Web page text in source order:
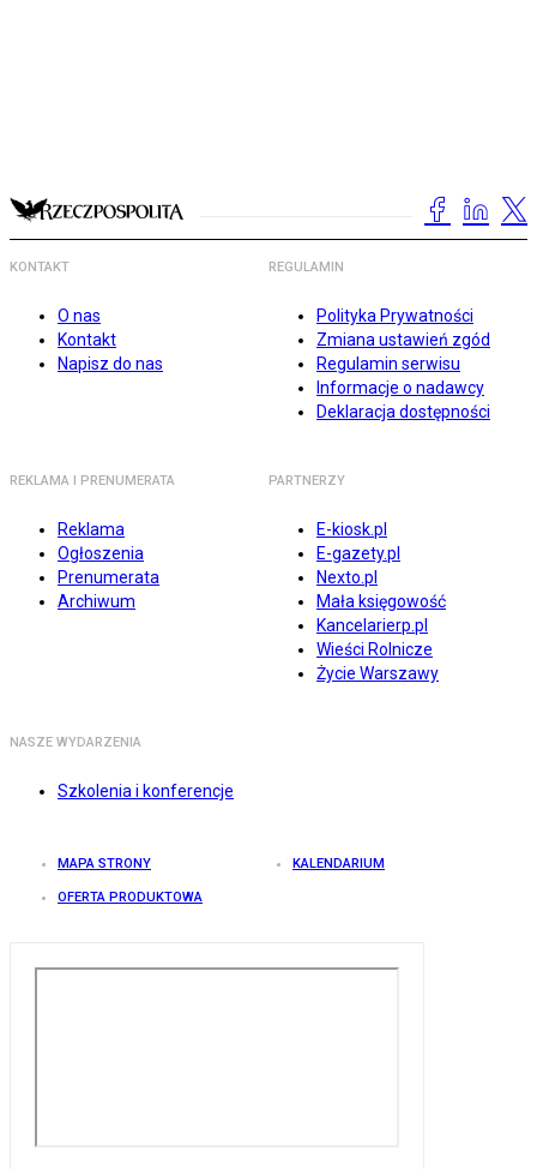
KONTAKT
O nas
Kontakt
Napisz do nas
REGULAMIN
Polityka Prywatności
Zmiana ustawień zgód
Regulamin serwisu
Informacje o nadawcy
Deklaracja dostępności
REKLAMA I PRENUMERATA
Reklama
Ogłoszenia
Prenumerata
Archiwum
PARTNERZY
E-kiosk.pl
E-gazety.pl
Nexto.pl
Mała księgowość
Kancelarierp.pl
Wieści Rolnicze
Życie Warszawy
NASZE WYDARZENIA
Szkolenia i konferencje
MAPA STRONY KALENDARIUM
OFERTA PRODUKTOWA